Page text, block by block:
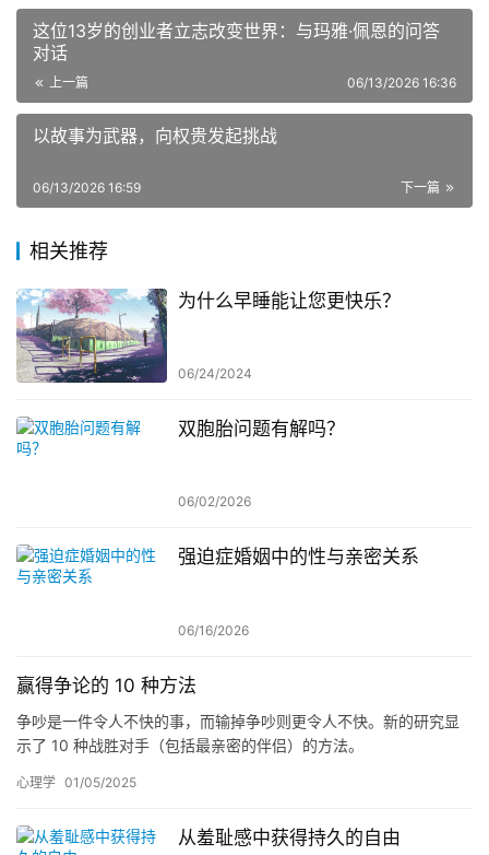
这位13岁的创业者立志改变世界：与玛雅·佩恩的问答
对话
上一篇 06/13/2026 16:36
以故事为武器，向权贵发起挑战
下一篇
06/13/2026 16:59
相关推荐
为什么早睡能让您更快乐？
06/24/2024
双胞胎问题有解吗？
06/02/2026
强迫症婚姻中的性与亲密关系
06/16/2026
赢得争论的 10 种方法
争吵是一件令人不快的事，而输掉争吵则更令人不快。新的研究显
示了 10 种战胜对手（包括最亲密的伴侣）的方法。
心理学 01/05/2025
从羞耻感中获得持久的自由